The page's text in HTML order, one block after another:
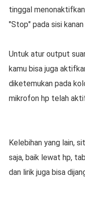
tinggal
"Stop" pada sisi kanan
Untuk atur output
kamu bisa juga
diketemukan pada
mikrofon hp telah
Kelebihan yang lain,
saja, baik lewat hp,
dan lirik juga bisa